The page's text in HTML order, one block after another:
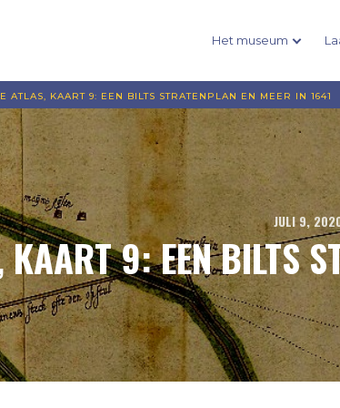
Het museum
ATLAS, KAART 9: EEN BILTS STRATENPLAN EN MEER IN 1641
JULI 9,
KAART 9: EEN BILTS